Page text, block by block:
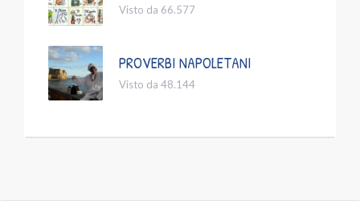
Visto da 66.577
PROVERBI NAPOLETANI
Visto da 48.144